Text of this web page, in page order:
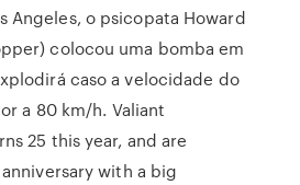
Angeles, o psicopata Howard
colocou uma bomba em
caso a velocidade do
a 80 km/h. Valiant
25 this year, and are
with a big